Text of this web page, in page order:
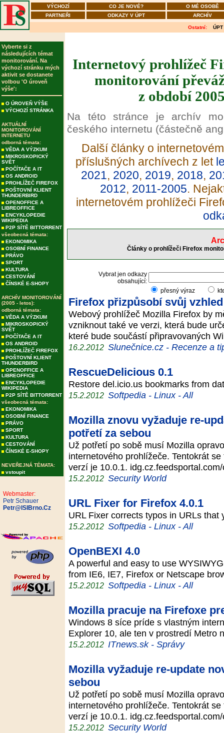
VÝCHOZÍ CO JE NOVÉ?
O MÉ OSOBĚ
PARTNEŘI
ODKAZY V ÚPT ARCHÍV
Ostatní: ÚPT
Vyberte si z
následujících témat
monitorování. Na
výchozí stránku mých
aktivit se dostanete
volbou 'O úroveň
výše':
O ÚROVEŇ VÝŠE
VÝCHOZÍ STRÁNKA
AKTUÁLNÍ
MONITOROVÁNÍ
INTERNETU
odborná témata:
VĚDA A VÝZKUM
MIKROSKOPICKÝ
SVĚT
POČÍTAČE A IT
OS ANDROID
PROHLÍŽEČ FIREFOX
POŠTOVNÍ KLIENT
THUNDERBIRD
OPENOFFICE A
LIBREOFFICE
ENCYKLOPEDIE
WIKIPEDIA
P2P SÍTĚ BITTORRENT
všeobecná témata:
EKONOMIKA
OSOBNÍ FINANCE
PRÁVO
SPORT
KULTURA
CESTOVÁNÍ
ČÍNSKÉ E-SHOPY
ARCHÍV MONITOROVÁNÍ
(2005 - letos):
odborná témata:
VĚDA A VÝZKUM
MIKROSKOPICKÝ
SVĚT
POČÍTAČE A IT
OS ANDROID
PROHLÍŽEČ FIREFOX
POŠTOVNÍ KLIENT
THUNDERBIRD
OPENOFFICE A
LIBREOFFICE
ENCYKLOPEDIE
WIKIPEDIA
P2P SÍTĚ BITTORRENT
všeobecná témata:
EKONOMIKA
OSOBNÍ FINANCE
PRÁVO
SPORT
KULTURA
CESTOVÁNÍ
ČÍNSKÉ E-SHOPY
NEVEŘEJNÁ TÉMATA:
vstoupit
Webmaster:
Petr Schauer
Petr@ISIBrno.Cz
Internetový prohlížeč
monitorování
z období
Na této stránce je archív
českého internetu (částečně
Další články o
příslušných archívech z let
2021, 2020, 2019, 2018,
2012, 2011-2005.
internetovém prohlížeči
Články o prohlížeči Firefox
Vybrat jen odkazy
obsahující:
přesný výraz
Firefox přizpůsobí svůj
Webový prohlížeč Mozilla Firefox by
vzniknout také ve verzi, která bude
které bude součástí připravovaných
16.2.2012 Slunečnice.cz - Recenze a
RescueDelicious 0.1
Restore del.icio.us bookmarks from
15.2.2012 Softpedia - Linux - All
Mozilla znovu vyžaduje re-
potřetí za sebou
Už potřetí po sobě musí Mozilla
internetového prohlížeče. Tentokrát
verzí je 10.0.1.
15.2.2012 Security World
URL Fixer for Firefox 4.0.1
URL Fixer corrects typos in URLs
15.2.2012 Softpedia - Linux - All
OpenBEXI 4.0
A powerful and easy to use
from IE6, IE7, Firefox or Netscape
15.2.2012 Softpedia - Linux - All
Mozilla pracuje na Firefoxe
Windows 8 síce príde s vlastným
Explorer 10, ale ten v prostredí Metro
15.2.2012 ITnews.sk - Správy
Mozilla vyžaduje re-update
sebou
Už potřetí po sobě musí Mozilla
internetového prohlížeče. Tentokrát
verzí je 10.0.1.
15.2.2012 Security World